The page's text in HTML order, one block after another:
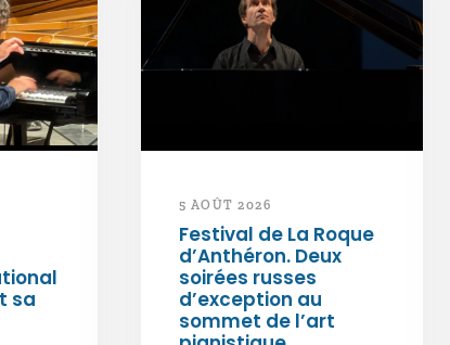
sa
5 AOÛT 2026
Festival de La Roque
d’Anthéron. Deux
soirées russes
d’exception au
sommet de l’art